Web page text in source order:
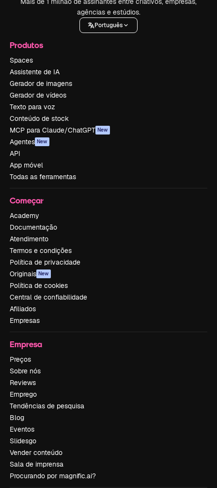
agências e estúdios.
Português
Produtos
Spaces
Assistente de IA
Gerador de imagens
Gerador de vídeos
Texto para voz
Conteúdo de stock
MCP para Claude/ChatGPT New
Agentes New
API
App móvel
Todas as ferramentas
Começar
Academy
Documentação
Atendimento
Termos e condições
Política de privacidade
Originais New
Política de cookies
Central de confiabilidade
Afiliados
Empresas
Empresa
Preços
Sobre nós
Reviews
Emprego
Tendências de pesquisa
Blog
Eventos
Slidesgo
Vender conteúdo
Sala de imprensa
Procurando por magnific.ai?